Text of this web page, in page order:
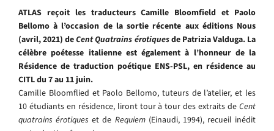
ATLAS reçoit les traducteurs Camille Bloomfield et Paolo
Bellomo à l’occasion de la sortie récente aux éditions Nous
(avril, 2021) deCent Quatrains érotiquesde Patrizia Valduga. La
célèbre poétesse italienne est également à l’honneur de la
Résidence de traduction poétique ENS-PSL, en résidence au
CITL du 7 au 11 juin.
Camille Bloomflied et Paolo Bellomo, tuteurs de l’atelier, et les
10 étudiants en résidence, liront tour à tour des extraits de Cent
quatrains érotiques et de Requiem(Einaudi, 1994), recueil inédit